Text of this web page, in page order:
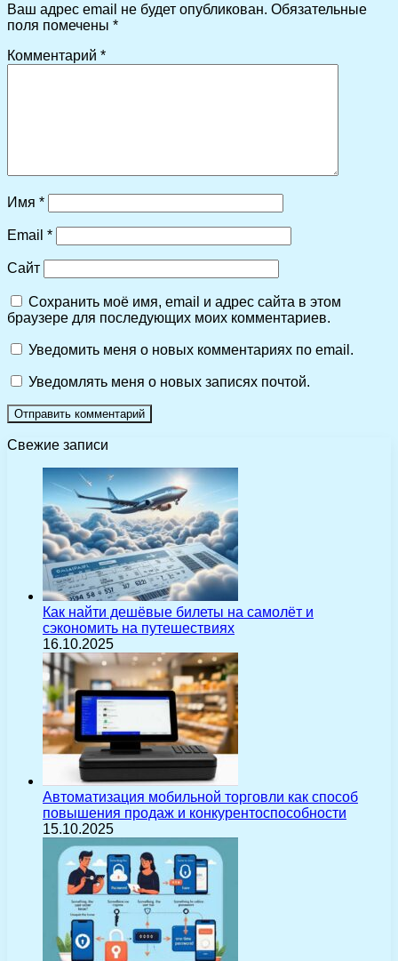
Ваш адрес email не будет опубликован. Обязательные
поля помечены *
Комментарий *
Имя *
Email *
Сайт
Сохранить моё имя, email и адрес сайта в этом
браузере для последующих моих комментариев.
Уведомить меня о новых комментариях по email.
Уведомлять меня о новых записях почтой.
Свежие записи
Как найти дешёвые билеты на самолёт и
сэкономить на путешествиях
16.10.2025
Автоматизация мобильной торговли как способ
повышения продаж и конкурентоспособности
15.10.2025